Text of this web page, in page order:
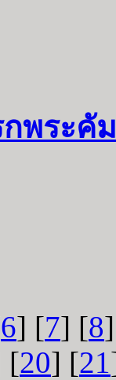
พระคั
6] [7] [8
[20] [21